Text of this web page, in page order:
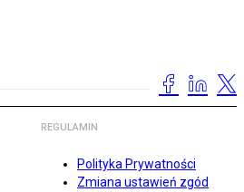
REGULAMIN
Polityka Prywatności
Zmiana ustawień zgód